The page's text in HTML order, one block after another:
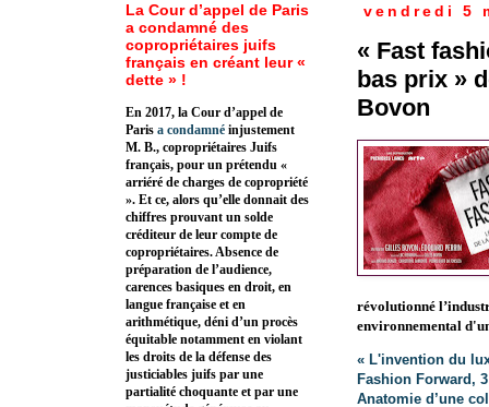
vendredi 5
« Fast
bas prix »
Bovon
révolutionné
environnemental
« L'invention du
Fashion Forward,
Anatomie d’une
La Cour d’appel de Paris
a condamné des
copropriétaires juifs
français en créant leur «
dette » !
En 2017, la Cour d’appel de
Paris a condamné injustement
M. B., copropriétaires Juifs
français, pour un prétendu «
arriéré de charges de copropriété
». Et ce, alors qu’elle donnait des
chiffres prouvant un solde
créditeur de leur compte de
copropriétaires. Absence de
préparation de l’audience,
carences basiques en droit, en
langue française et en
arithmétique, déni d’un procès
équitable notamment en violant
les droits de la défense des
justiciables juifs par une
partialité choquante et par une